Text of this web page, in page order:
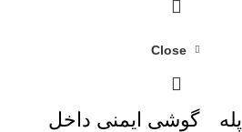
Close
گوشی ایمنی داخل